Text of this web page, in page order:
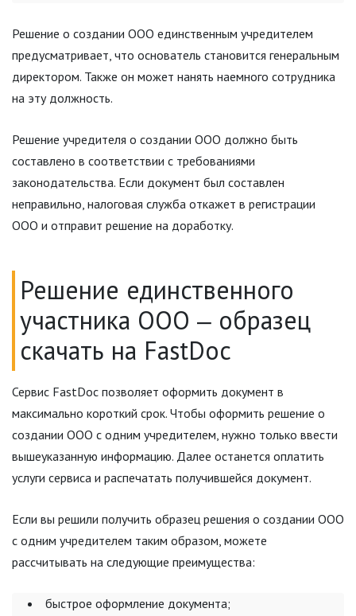
Решение о создании ООО единственным учредителем
предусматривает, что основатель становится генеральным
директором. Также он может нанять наемного сотрудника
на эту должность.
Решение учредителя о создании ООО должно быть
составлено в соответствии с требованиями
законодательства. Если документ был составлен
неправильно, налоговая служба откажет в регистрации
ООО и отправит решение на доработку.
Решение единственного
участника ООО ‒ образец
скачать на FastDoc
Сервис FastDoc позволяет оформить документ в
максимально короткий срок. Чтобы оформить решение о
создании ООО с одним учредителем, нужно только ввести
вышеуказанную информацию. Далее останется оплатить
услуги сервиса и распечатать получившейся документ.
Если вы решили получить образец решения о создании ООО
с одним учредителем таким образом, можете
рассчитывать на следующие преимущества:
быстрое оформление документа;